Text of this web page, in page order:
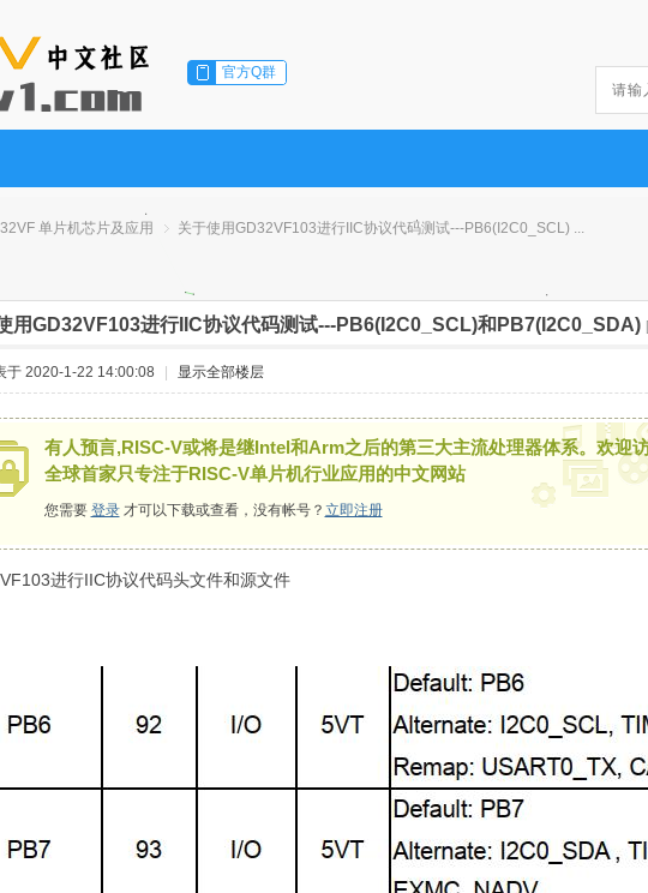
官方Q群
单片机芯片及应用
›
关于使用GD32VF103进行IIC协议代码测试---PB6(I2C0_SCL) ...
用GD32VF103进行IIC协议代码测试---PB6(I2C0_SCL)和PB7(I2C0_SDA)
于 2020-1-22 14:00:08 显示全部楼层
有人预言,RISC-V或将是继Intel和Arm之后的第三大主流处理器体系。欢迎
全球首家只专注于RISC-V单片机行业应用的中文网站
您需要 登录才可以下载或查看，没有帐号？ 立即注册
进行IIC协议代码头文件和源文件